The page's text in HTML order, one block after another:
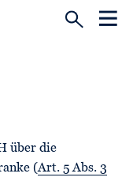
über die
(Art. 5 Abs. 3